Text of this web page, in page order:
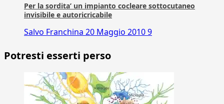
Per la sordita’ un impianto cocleare sottocutaneo
invisibile e autoricricabile
Salvo Franchina 20 Maggio 20109
Potresti esserti perso